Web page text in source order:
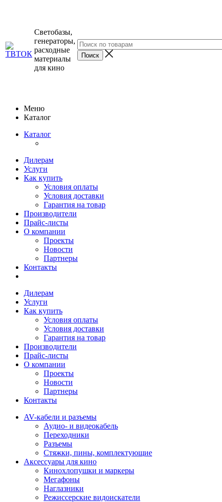
Светобазы,
генераторы,
расходные
материалы
для кино
Меню
Каталог
Каталог
Дилерам
Услуги
Как купить
Условия оплаты
Условия доставки
Гарантия на товар
Производители
Прайс-листы
О компании
Проекты
Новости
Партнеры
Контакты
Дилерам
Услуги
Как купить
Условия оплаты
Условия доставки
Гарантия на товар
Производители
Прайс-листы
О компании
Проекты
Новости
Партнеры
Контакты
AV-кабели и разъемы
Аудио- и видеокабель
Переходники
Разъемы
Стяжки, пины, комплектующие
Аксессуары для кино
Кинохлопушки и маркеры
Мегафоны
Наглазники
Режиссерские видоискатели